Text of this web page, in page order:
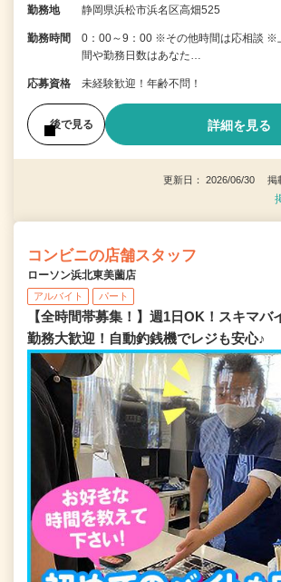
勤務地 静岡県浜松市浜名区高畑525
勤務時間
0：00～9：00 ※その他時間は応相談 ※
間や勤務日数はあなた…
応募資格 未経験歓迎！年齢不問！
後で見る 詳細を見る
更新日： 2026/06/30 掲
コンビニの店舗スタッフ
ローソン浜北東美薗店
アルバイト パート
【全時間帯募集！】週1日OK！スキマバ
勤務大歓迎！自動釣銭機でレジも安心♪